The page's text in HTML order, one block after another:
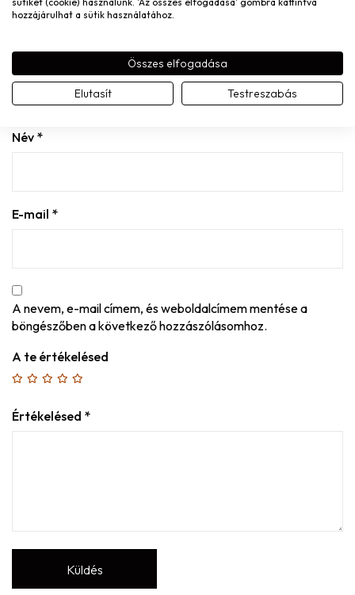
J
Júlia(megerősített tulajdonos)
MONDD EL A VÉLEMÉNYED
Név *
E-mail *
A nevem, e-mail címem, és weboldalcímem mentése a
böngészőben a következő hozzászólásomhoz.
A te értékelésed
Értékelésed *
hozzájárulhat a sütik használatához.
Összes elfogadása
Elutasít Testreszabás